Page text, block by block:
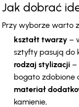
Jak dobrać
Przy wyborze warto
kształt twarzy –
sztyfty pasują do
rodzaj stylizacji –
bogato zdobione
materiał
kamienie,